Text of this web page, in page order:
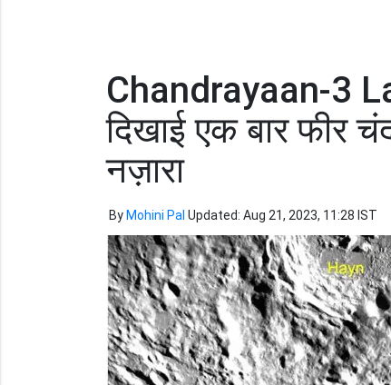
Chandrayaan-3
दिखाई एक बार फीर
नज़ारा
By Mohini Pal Updated: Aug 21, 2023, 11:28 IST